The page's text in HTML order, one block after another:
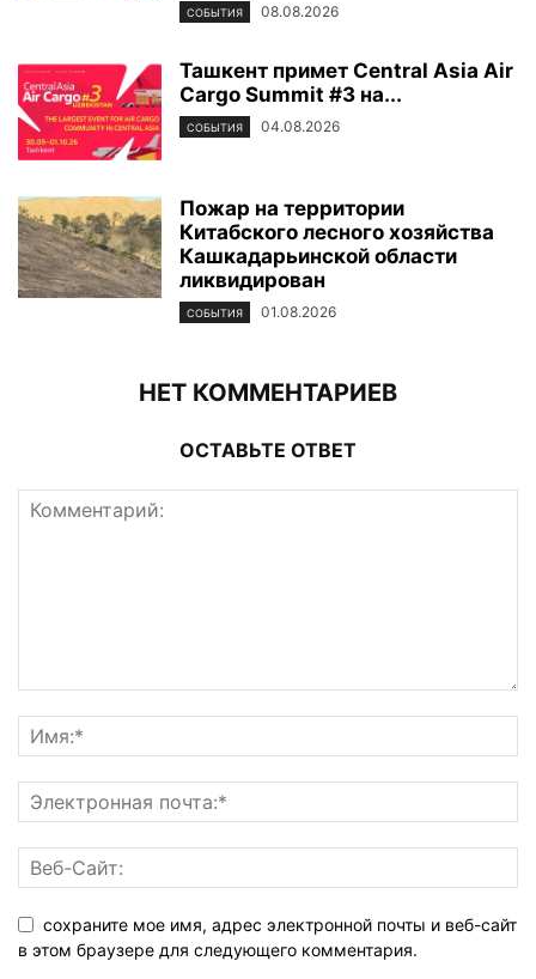
СОБЫТИЯ 08.08.2026
Ташкент примет Central Asia Air
Cargo Summit #3 на...
СОБЫТИЯ 04.08.2026
Пожар на территории
Китабского лесного хозяйства
Кашкадарьинской области
ликвидирован
СОБЫТИЯ 01.08.2026
НЕТ КОММЕНТАРИЕВ
ОСТАВЬТЕ ОТВЕТ
сохраните мое имя, адрес электронной почты и веб-сайт
в этом браузере для следующего комментария.